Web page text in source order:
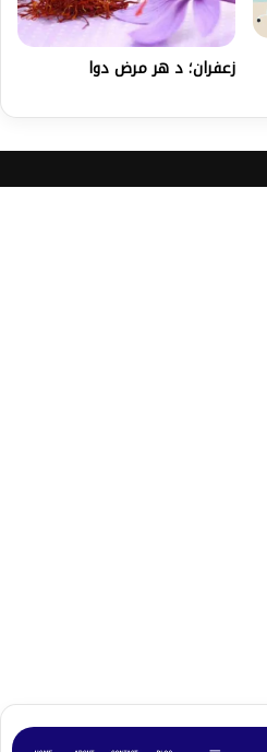
زعفران؛ د هر مرض دوا